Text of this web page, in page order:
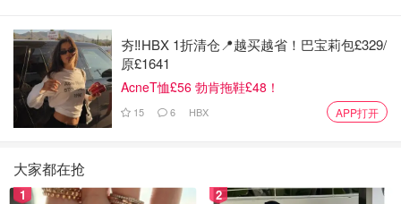
夯‼️HBX 1折清仓📍越买越省！巴宝莉包£329/
原£1641
AcneT恤£56 勃肯拖鞋£48！
15 6 HBX APP打开
大家都在抢
1 2